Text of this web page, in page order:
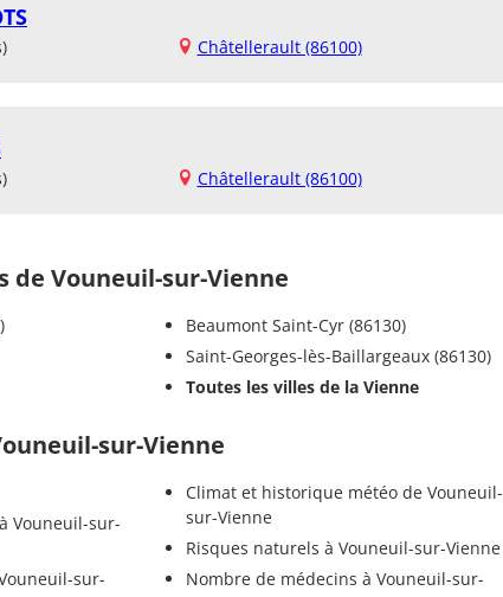
Châtellerault (86100)
Châtellerault (86100)
de Vouneuil-sur-Vienne
Beaumont Saint-Cyr (86130)
Saint-Georges-lès-Baillargeaux (86130)
Toutes les villes de la Vienne
sur-Vienne
Vouneuil-sur-
sur-
Climat et historique météo de Vouneuil-
sur-Vienne
Risques naturels à Vouneuil-sur-Vienne
Nombre de médecins à Vouneuil-sur-